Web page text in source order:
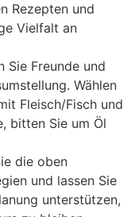
Rezepten und
Vielfalt an
Sie Freunde und
Wählen
Fleisch/Fisch und
bitten Sie um Öl
die oben
und lassen Sie
unterstützen,